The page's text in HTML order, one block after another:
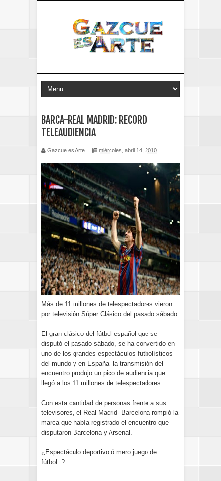
BARCA-REAL MADRID: RECORD
TELEAUDIENCIA
Gazcue es Arte miércoles, abril 14, 2010
Más de 11 millones de telespectadores vieron
por televisión Súper Clásico del pasado sábado
El gran clásico del fútbol español que se
disputó el pasado sábado, se ha convertido en
uno de los grandes espectáculos futbolísticos
del mundo y en España, la transmisión del
encuentro produjo un pico de audiencia que
llegó a los 11 millones de telespectadores.
Con esta cantidad de personas frente a sus
televisores, el Real Madrid- Barcelona rompió la
marca que había registrado el encuentro que
disputaron Barcelona y Arsenal.
¿Espectáculo deportivo ó mero juego de
fútbol..?